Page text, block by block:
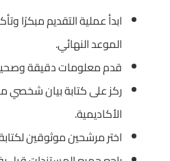
ابدأ عملية التقديم مبكرًا
الموعد النهائي.
قدم معلومات دقيقة
ركز على كتابة بيان شخصي
الأكاديمية.
اختر مرشحين موثوقين